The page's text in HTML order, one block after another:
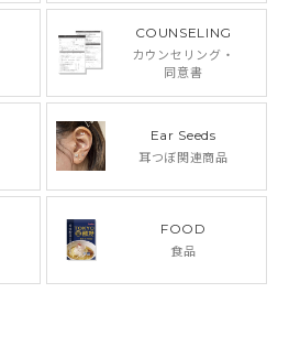
COUNSELING
カウンセリング・
同意書
Ear Seeds
耳つぼ関連商品
FOOD
食品